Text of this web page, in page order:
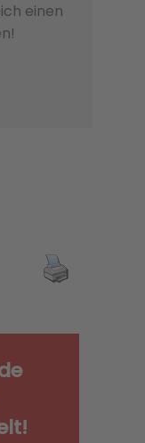
einen